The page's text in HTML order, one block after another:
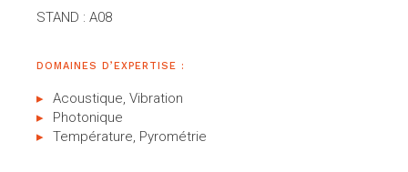
STAND : A08
DOMAINES D’EXPERTISE :
Acoustique, Vibration
Photonique
Température, Pyrométrie